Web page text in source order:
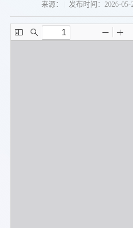
来源： 发布时间：2026-05-